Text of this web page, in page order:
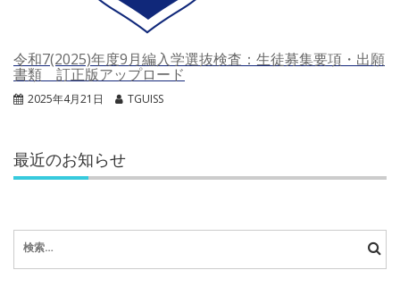
令和7(2025)年度9月編入学選抜検査：生徒募集要項・出願
書類 訂正版アップロード
2025年4月21日 TGUISS
最近のお知らせ
索: